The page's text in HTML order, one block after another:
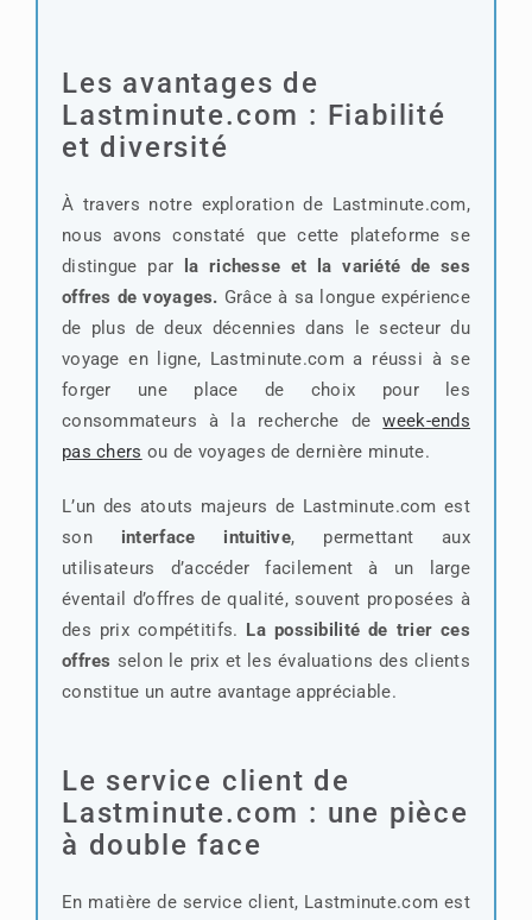
Les avantages de
Lastminute.com : Fiabilité
et diversité
À travers notre exploration de Lastminute.com,
nous avons constaté que cette plateforme se
distingue par
la richesse et la variété de ses
offres de voyages. Grâce à sa longue expérience
de plus de deux décennies dans le secteur du
voyage en ligne, Lastminute.com a réussi à se
forger une place de choix pour les
consommateurs à la recherche deweek-ends
pas chers ou de voyages de dernière minute.
L’un des atouts majeurs de Lastminute.com est
son interface intuitive, permettant aux
utilisateurs d’accéder facilement à un large
éventail d’offres de qualité, souvent proposées à
des prix compétitifs. La possibilité de trier ces
offres selon le prix et les évaluations des clients
constitue un autre avantage appréciable.
Le service client de
Lastminute.com : une pièce
à double face
En matière de service client, Lastminute.com est